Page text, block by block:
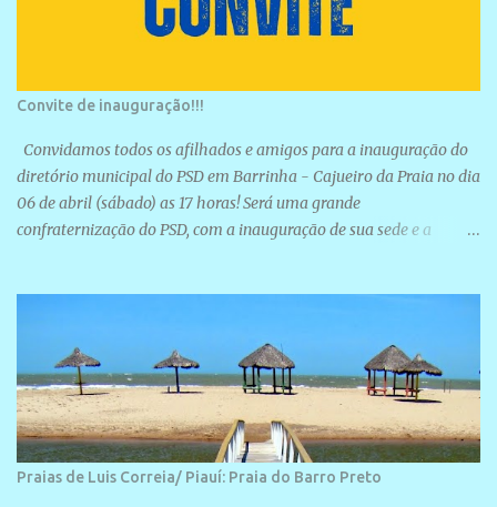
Convite de inauguração!!!
Convidamos todos os afilhados e amigos para a inauguração do
diretório municipal do PSD em Barrinha - Cajueiro da Praia no dia
06 de abril (sábado) as 17 horas! Será uma grande
confraternização do PSD, com a inauguração de sua sede e a
Praias de Luis Correia/ Piauí: Praia do Barro Preto